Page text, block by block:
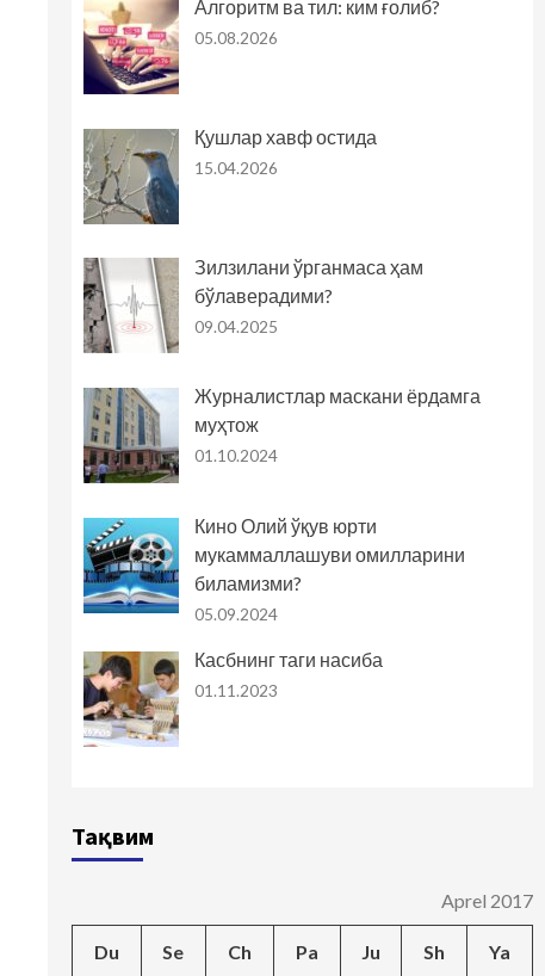
Алгоритм ва тил: ким ғолиб?
05.08.2026
Қушлар хавф остида
15.04.2026
Зилзилани ўрганмаса ҳам
бўлаверадими?
09.04.2025
Журналистлар маскани ёрдамга
муҳтож
01.10.2024
Кино Олий ўқув юрти
мукаммаллашуви омилларини
биламизми?
05.09.2024
Касбнинг таги насиба
01.11.2023
Тақвим
Aprel 2017
Du Se Ch Pa Ju Sh Ya